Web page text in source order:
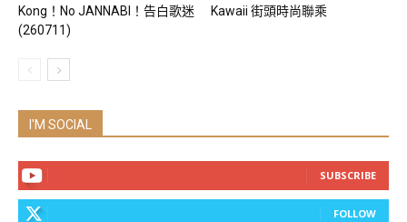
Kong！No JANNABI！告白歌迷
(260711)
Kawaii 街頭時尚聯乘
I'M SOCIAL
SUBSCRIBE
FOLLOW